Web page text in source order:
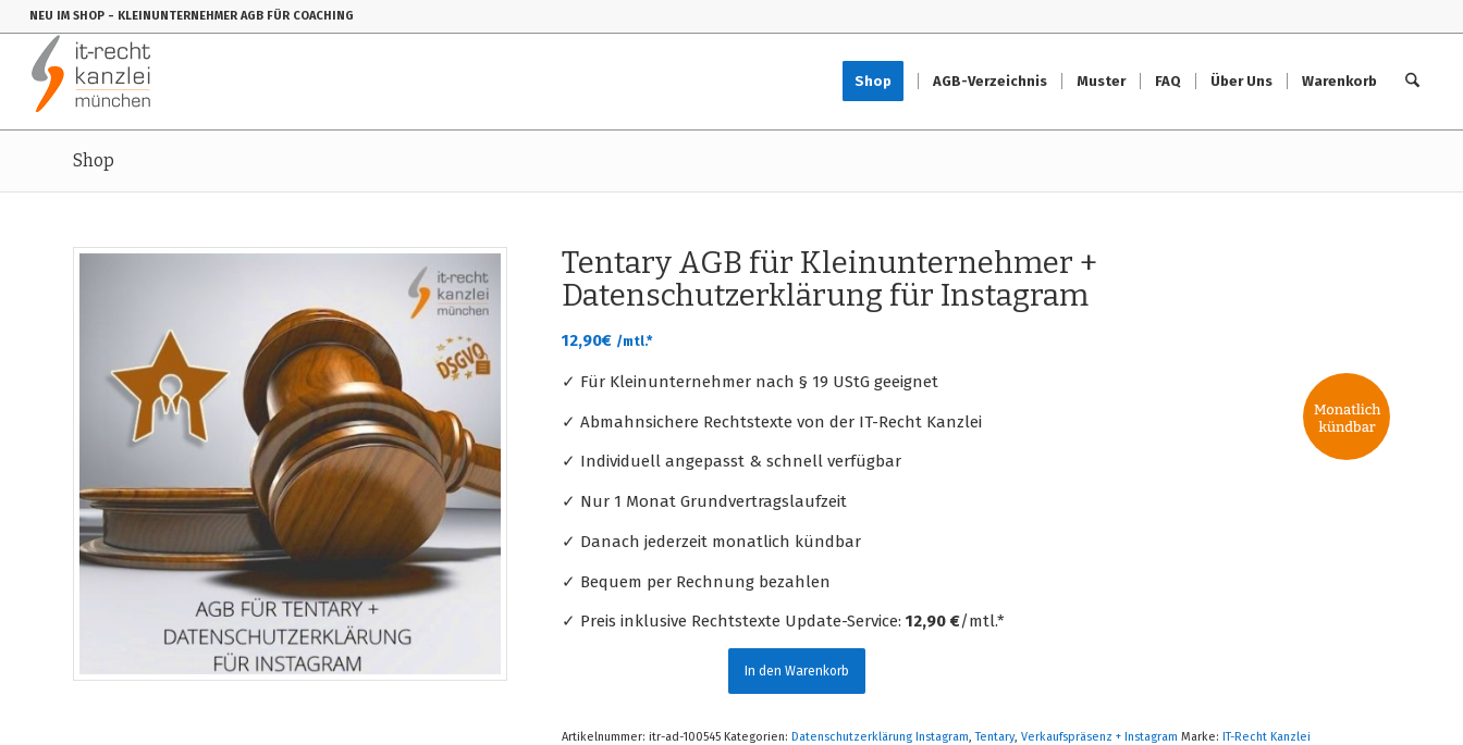
NEU IM SHOP - KLEINUNTERNEHMER AGB FÜR COACHING
Shop AGB-Verzeichnis Muster FAQ Über Uns Warenkorb
Shop
Tentary AGB für Kleinunternehmer +
Datenschutzerklärung für Instagram
12,90€ /mtl.*
✓ Für Kleinunternehmer nach § 19 UStG geeignet
✓ Abmahnsichere Rechtstexte von der IT-Recht Kanzlei
✓ Individuell angepasst & schnell verfügbar
✓ Nur 1 Monat Grundvertragslaufzeit
✓ Danach jederzeit monatlich kündbar
✓ Bequem per Rechnung bezahlen
✓ Preis inklusive Rechtstexte Update-Service:12,90 €/mtl.*
In den Warenkorb
Artikelnummer:itr-ad-100545 Kategorien:Datenschutzerklärung Instagram,Tentary,Verkaufspräsenz + Instagram Marke:IT-Recht Kanzlei